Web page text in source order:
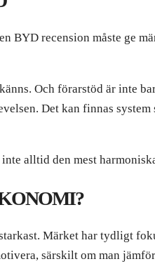
BYD recension måste ge
Och förarstöd är inte
Det kan finnas
alltid den mest
Märket har tydligt
särskilt om man